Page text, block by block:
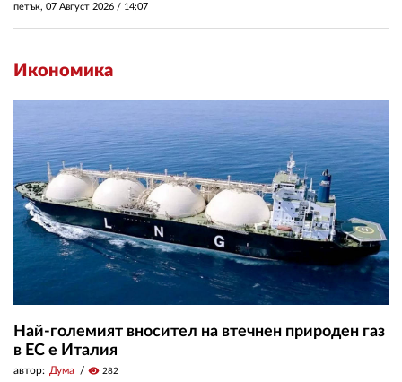
петък, 07 Август 2026 / 14:07
Икономика
Най-големият вносител на втечнен природен газ
в ЕС е Италия
автор: Дума visibility 282